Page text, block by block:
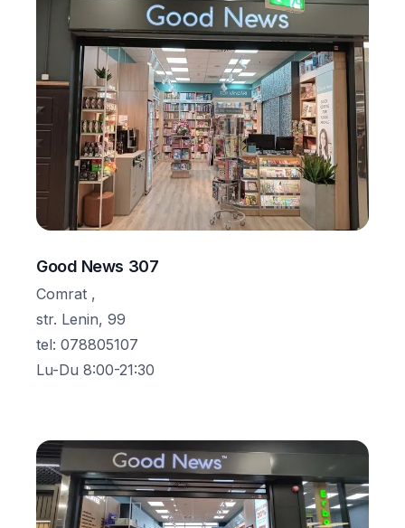
Good News 307
Comrat ,
str. Lenin, 99
tel: 078805107
Lu-Du 8:00-21:30